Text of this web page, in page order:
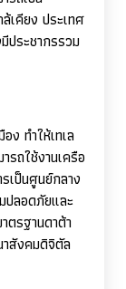
เคียง ประเทศ
ประชากรรวม
ง ทำให้เทเล
รถใช้งานเครือ
เป็นศูนย์กลาง
ปลอดภัยและ
ตรฐานดาต้า
สังคมดิจิตัล